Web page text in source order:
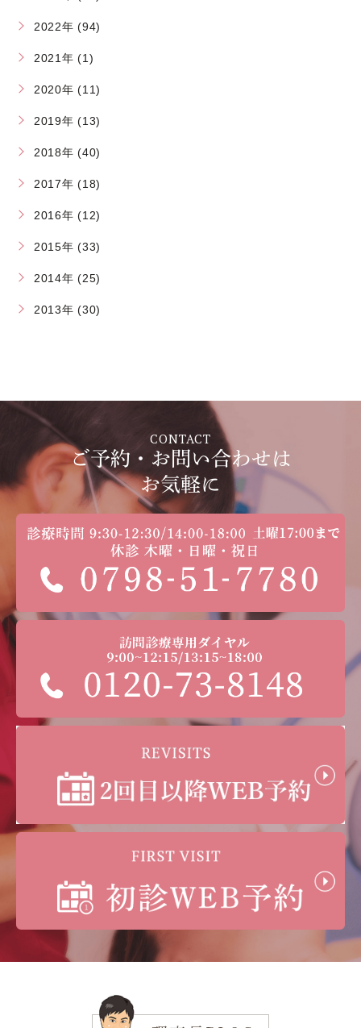
2022年 (94)
2021年 (1)
2020年 (11)
2019年 (13)
2018年 (40)
2017年 (18)
2016年 (12)
2015年 (33)
2014年 (25)
2013年 (30)
CONTACT
ご予約・お問い合わせは
お気軽に